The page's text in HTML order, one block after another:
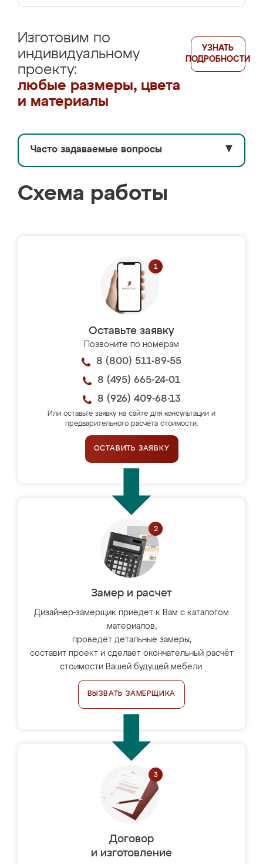
Изготовим по
индивидуальному
проекту:
любые размеры, цвета
и материалы
УЗНАТЬ
ПОДРОБНОСТИ
Часто задаваемые вопросы ▼
Схема работы
Оставьте заявку
Позвоните по номерам
8 (800) 511-89-55
8 (495) 665-24-01
8 (926) 409-68-13
Или оставьте заявку на сайте для консультации и
предварительного расчёта стоимости.
ОСТАВИТЬ ЗАЯВКУ
Замер и расчет
Дизайнер-замерщик приедет к Вам с каталогом
материалов,
проведёт детальные замеры,
составит проект и сделает окончательный расчёт
стоимости Вашей будущей мебели.
ВЫЗВАТЬ ЗАМЕРЩИКА
Договор
и изготовление